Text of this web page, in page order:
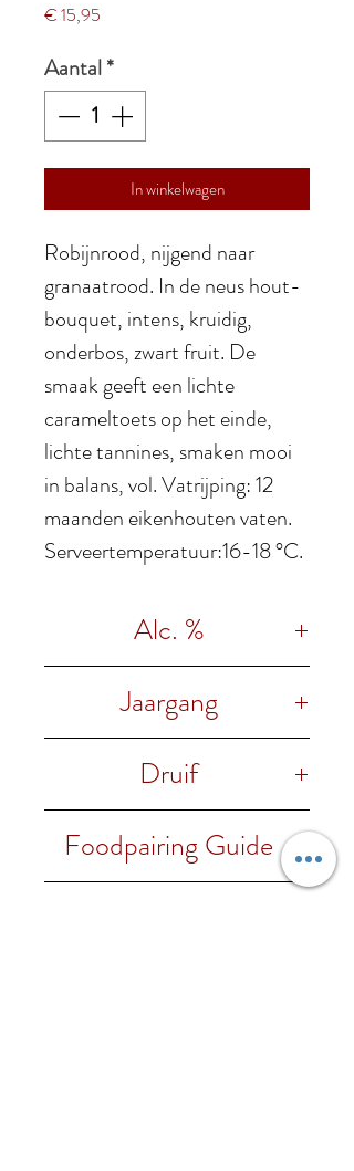
€ 15,95
Aantal*
In winkelwagen
Robijnrood, nijgend naar
granaatrood. In de neushout-
bouquet, intens, kruidig,
onderbos, zwart fruit. De
smaak geeft een lichte
carameltoets op het einde,
lichte tannines, smaken mooi
in balans,vol. Vatrijping: 12
maanden eikenhouten vaten.
Serveertemperatuur:16-18 °C.
Alc. %
Jaargang
Druif
Foodpairing Guide
Barbecue, gegrild vlees, rijpere